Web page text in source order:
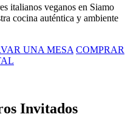
italianos veganos en Siamo
cocina auténtica y ambiente
UNA MESA COMPRAR
Invitados